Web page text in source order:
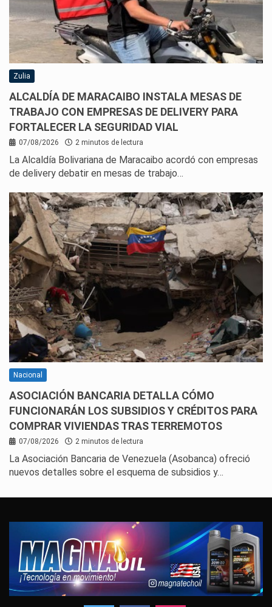
Zulia
ALCALDÍA DE MARACAIBO INSTALA MESAS DE
TRABAJO CON EMPRESAS DE DELIVERY PARA
FORTALECER LA SEGURIDAD VIAL
07/08/2026 2 minutos de lectura
La Alcaldía Bolivariana de Maracaibo acordó con empresas
de delivery debatir en mesas de trabajo…
Nacional
ASOCIACIÓN BANCARIA DETALLA CÓMO
FUNCIONARÁN LOS SUBSIDIOS Y CRÉDITOS PARA
COMPRAR VIVIENDAS TRAS TERREMOTOS
07/08/2026 2 minutos de lectura
La Asociación Bancaria de Venezuela (Asobanca) ofreció
nuevos detalles sobre el esquema de subsidios y…